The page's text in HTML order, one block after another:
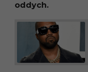
oddych.